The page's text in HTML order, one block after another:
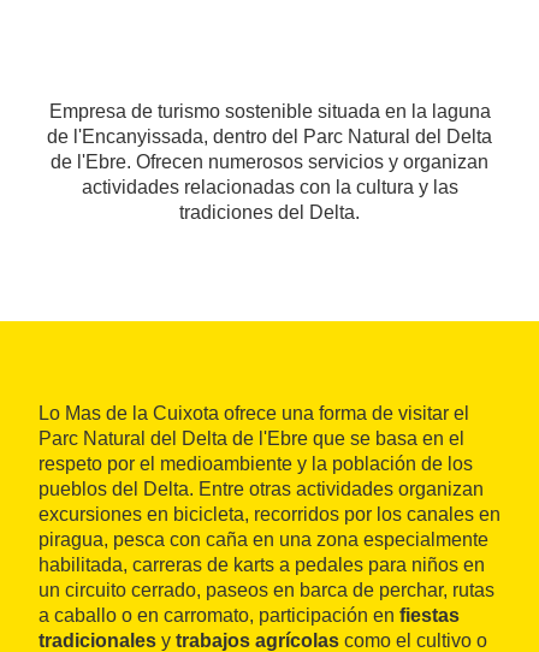
Empresa de turismo sostenible situada en la laguna
de l'Encanyissada, dentro del Parc Natural del Delta
de l'Ebre. Ofrecen numerosos servicios y organizan
actividades relacionadas con la cultura y las
tradiciones del Delta.
Lo Mas de la Cuixota ofrece una forma de visitar el
Parc Natural del Delta de l'Ebre que se basa en el
respeto por el medioambiente y la población de los
pueblos del Delta. Entre otras actividades organizan
excursiones en bicicleta, recorridos por los canales en
piragua, pesca con caña en una zona especialmente
habilitada, carreras de karts a pedales para niños en
un circuito cerrado, paseos en barca de perchar, rutas
a caballo o en carromato, participación en fiestas
tradicionales y trabajos agrícolas como el cultivo o